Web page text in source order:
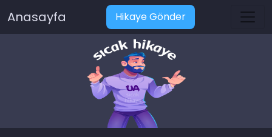
Anasayfa Hikaye Gönder